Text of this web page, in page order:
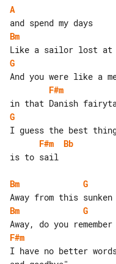
A
Bm
G
F#m
G
F#m
Bb
is to sail
Bm
G
Bm
G
F#m
I have no better